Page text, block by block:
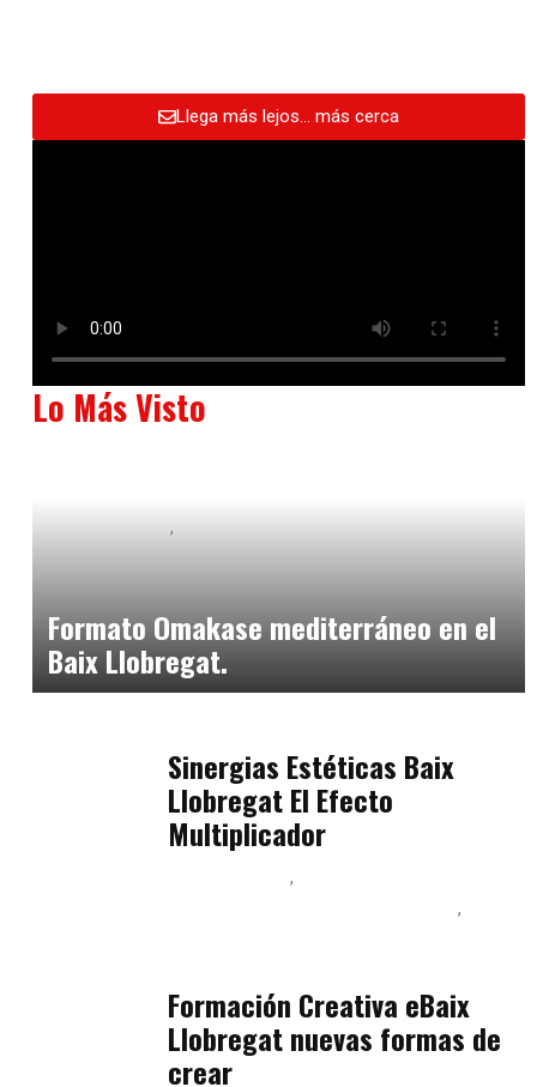
Llega más lejos… más cerca
Lo Más Visto
Formato Omakase mediterráneo en el
Baix Llobregat.
Sinergias Estéticas Baix
Llobregat El Efecto
Multiplicador
Formación Creativa eBaix
Llobregat nuevas formas de
crear